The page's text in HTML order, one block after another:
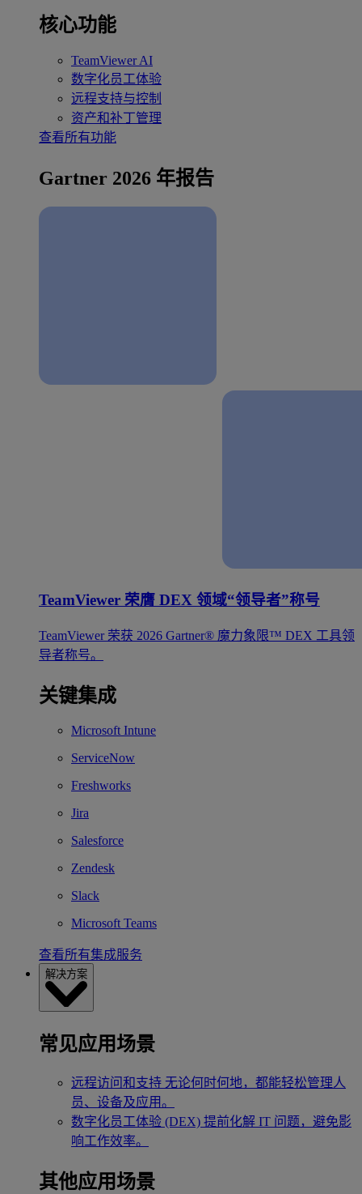
核心功能
TeamViewer AI
数字化员工体验
远程支持与控制
资产和补丁管理
查看所有功能
Gartner 2026 年报告
TeamViewer 荣膺 DEX 领域“领导者”称号
TeamViewer 荣获 2026 Gartner® 魔力象限™ DEX 工具领
导者称号。
关键集成
Microsoft Intune
ServiceNow
Freshworks
Jira
Salesforce
Zendesk
Slack
Microsoft Teams
查看所有集成服务
解决方案
常见应用场景
远程访问和支持 无论何时何地，都能轻松管理人
员、设备及应用。
数字化员工体验 (DEX) 提前化解 IT 问题，避免影
响工作效率。
其他应用场景